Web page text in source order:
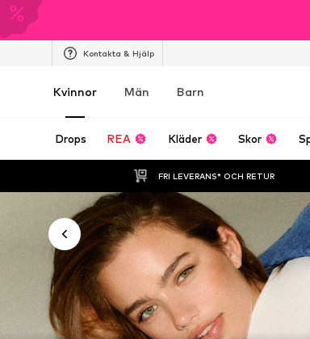
Kontakta & Hjälp
Kvinnor Män Barn
Drops REA Kläder Skor
FRI LEVERANS* OCH RETUR